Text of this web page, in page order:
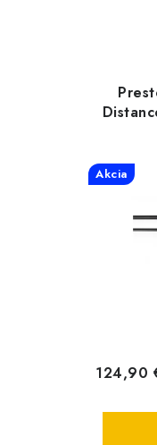
Akcia
124,90